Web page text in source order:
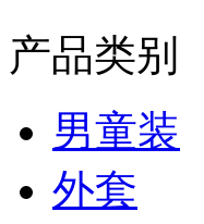
产品类别
男童装
外套